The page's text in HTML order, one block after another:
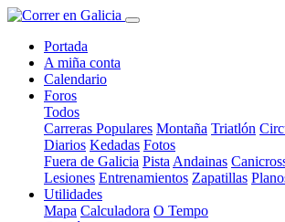
Portada
A miña conta
Calendario
Foros
Todos
Carreras Populares Montaña Triatlón
Diarios Kedadas Fotos
Fuera de Galicia Pista Andainas
Lesiones Entrenamientos Zapatillas
Utilidades
Mapa Calculadora O Tempo